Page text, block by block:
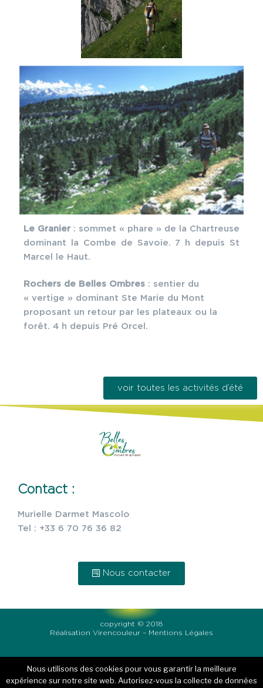
Le Granier : sommet « phare » de la Chartreuse
dominant la Combe de Savoie. 7 h depuis St
Marcel le Haut.
Rochers de Belles Ombres : sentier du
« vertige » dominant Ste Marie du Mont
proposant un retour par les plateaux ou la
forêt. 4 h depuis Pré Orcel.
voir toutes les activités d’été
Contact :
Murielle Darmet Mascolo
Tel : +33 6 70 76 36 82
Nous contacter
copyright © 2018
Réalisation Virencouleur – Mentions Légales
Nous utilisons des cookies pour vous garantir la meilleure
expérience sur notre site web. Autorisez-vous la collecte de données